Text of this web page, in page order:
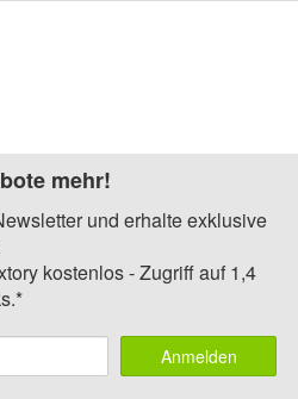
mehr!
und erhalte exklusive
kostenlos - Zugriff auf 1,4
Anmelden